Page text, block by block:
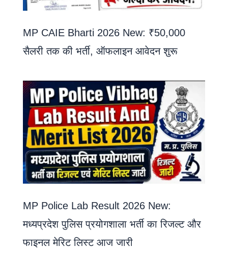
MP CAIE Bharti 2026 New: ₹50,000
सैलरी तक की भर्ती, ऑफलाइन आवेदन शुरू
MP Police Lab Result 2026 New:
मध्यप्रदेश पुलिस प्रयोगशाला भर्ती का रिजल्ट और
फाइनल मेरिट लिस्ट आज जारी